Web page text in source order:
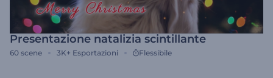
Presentazione natalizia scintillante
60 scene 3K+ Esportazioni Flessibile